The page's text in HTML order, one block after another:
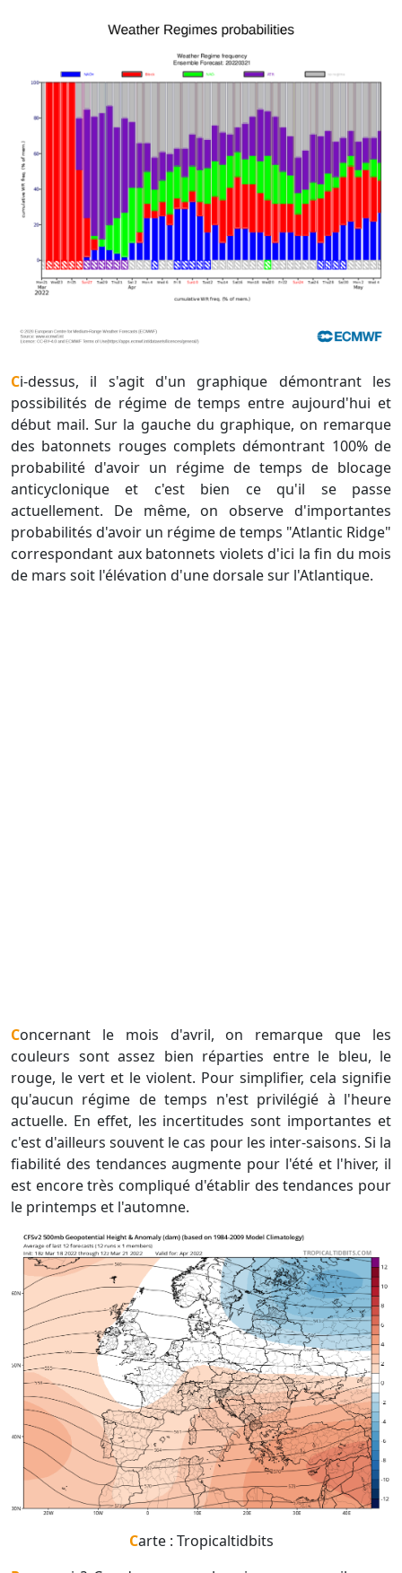
Ci-dessus, il s'agit d'un graphique démontrant les
possibilités de régime de temps entre aujourd'hui et
début mail. Sur la gauche du graphique, on remarque
des batonnets rouges complets démontrant 100% de
probabilité d'avoir un régime de temps de blocage
anticyclonique et c'est bien ce qu'il se passe
actuellement. De même, on observe d'importantes
probabilités d'avoir un régime de temps "Atlantic Ridge"
correspondant aux batonnets violets d'ici la fin du mois
de mars soit l'élévation d'une dorsale sur l'Atlantique.
Concernant le mois d'avril, on remarque que les
couleurs sont assez bien réparties entre le bleu, le
rouge, le vert et le violent. Pour simplifier, cela signifie
qu'aucun régime de temps n'est privilégié à l'heure
actuelle. En effet, les incertitudes sont importantes et
c'est d'ailleurs souvent le cas pour les inter-saisons. Si la
fiabilité des tendances augmente pour l'été et l'hiver, il
est encore très compliqué d'établir des tendances pour
le printemps et l'automne.
Carte : Tropicaltidbits